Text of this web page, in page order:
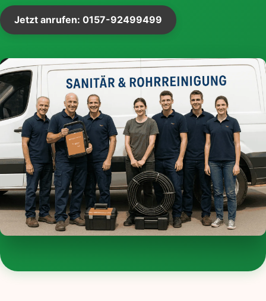
Jetzt anrufen: 0157-92499499